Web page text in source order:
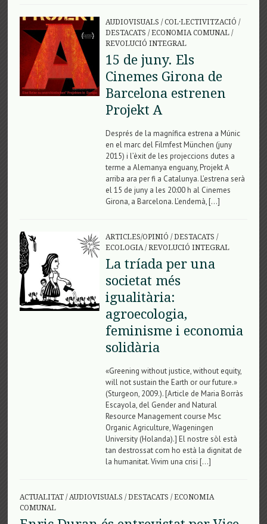
AUDIOVISUALS /COL·LECTIVITZACIÓ /
DESTACATS /ECONOMIA COMUNAL/
REVOLUCIÓ INTEGRAL
15 de juny. Els
Cinemes Girona de
Barcelona estrenen
Projekt A
Després de la magnífica estrena a Múnic
en el marc del Filmfest München (juny
2015) i l’èxit de les projeccions dutes a
terme a Alemanya enguany, Projekt A
arriba ara per fi a Catalunya. L’estrena serà
el 15 de juny a les 20:00 h al Cinemes
Girona, a Barcelona. L’endemà, […]
ARTICLES/OPINIÓ /DESTACATS /
ECOLOGIA/REVOLUCIÓ INTEGRAL
La tríada per una
societat més
igualitària:
agroecologia,
feminisme i economia
solidària
«Greening without justice, without equity,
will not sustain the Earth or our future.»
(Sturgeon, 2009.). [Article de Maria Borràs
Escayola, del Gender and Natural
Resource Management course Msc
Organic Agriculture, Wageningen
University (Holanda).] El nostre sòl està
tan destrossat com ho està la dignitat de
la humanitat. Vivim una crisi […]
ACTUALITAT /AUDIOVISUALS /DESTACATS /ECONOMIA
COMUNAL